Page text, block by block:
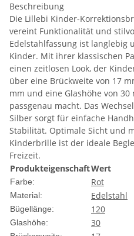
Beschreibung
Die Lillebi Kinder-
vereint Funktionalität und
Edelstahlfassung ist langlebig
Kinder. Mit ihrer klassischen
einen zeitlosen Look, der
über eine Brückweite von 17
mm und eine Glashöhe von
passgenau macht. Das
Silber sorgt für einfache
Stabilität. Optimale Sicht und
Kinderbrille ist der ideale
Freizeit.
ProdukteigenschaftWert
Farbe: Rot
Material: Edelstahl
Bügellänge: 120
Glashöhe: 30